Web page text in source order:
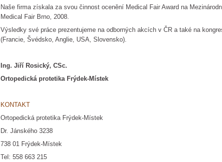
Naše firma získala za svou činnost ocenění Medical Fair Award na
Medical Fair Brno, 2008.
Výsledky své práce prezentujeme na odborných akcích v ČR a také na
(Francie, Švédsko, Anglie, USA, Slovensko).
Ing. Jiří Rosický, CSc.
Ortopedická protetika Frýdek-Místek
KONTAKT
Ortopedická protetika Frýdek-Místek
Dr. Jánského 3238
738 01 Frýdek-Místek
Tel: 558 663 215